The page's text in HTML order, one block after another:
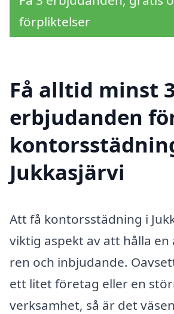
förpliktelser
Få alltid minst
erbjudanden
Jukkasjärvi
Att få kontorsstädning i
viktig aspekt av att hålla
ren och inbjudande.
ett litet företag eller en
verksamhet, så är det